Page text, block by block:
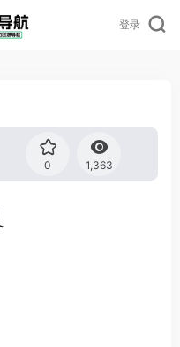
登录
0 1,363